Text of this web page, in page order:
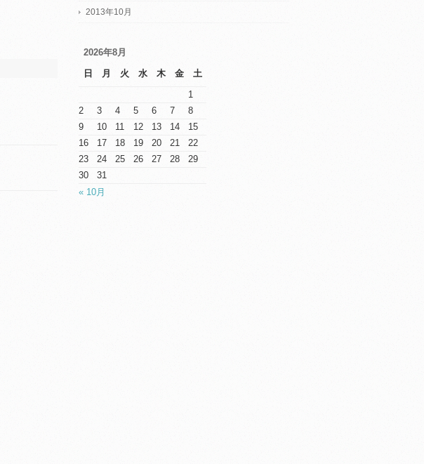
2013年10月
2026年8月
日
月 火 水 木 金
土
1
2
3 4 5 6 7
8
9
10 11 12 13 14
15
16
17 18 19 20 21
22
23
24 25 26 27 28
29
30
31
« 10月